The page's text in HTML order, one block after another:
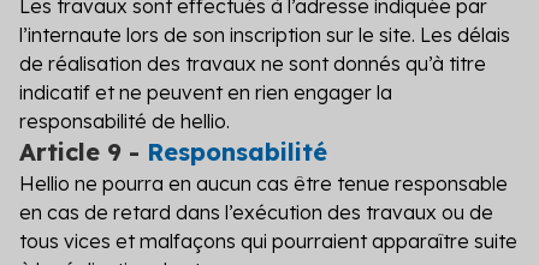
Les travaux sont effectués à l’adresse indiquée par
l’internaute lors de son inscription sur le site. Les délais
de réalisation des travaux ne sont donnés qu’à titre
indicatif et ne peuvent en rien engager la
responsabilité de hellio.
Article 9 - Responsabilité
Hellio ne pourra en aucun cas être tenue responsable
en cas de retard dans l’exécution des travaux ou de
tous vices et malfaçons qui pourraient apparaître suite